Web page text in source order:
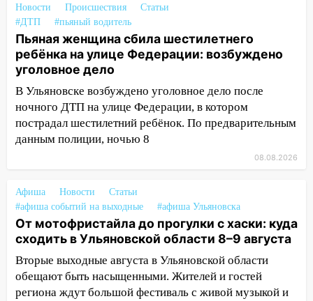
13:49
Стихия продолжает крушить
Ульяновск: дерево рухнуло на дом на
Орджоникидзе
13:47
На Нижней Террасе мощным
ветром вырвало дерево с корнем
13:46 Сильный ветер сорвал крышу с
СТО на проспекте Созидателей
Непогода продолжает бить по
сошёл с рельсов
13:22 Упавшие деревья перекрыли
дороги в Ульяновске: фото
13:17 Непогода в Ульяновске не
закончится сегодня: сильные ливни
сохранятся 9 августа
Новости Происшествия
Статьи
#ДТП
#пьяный водитель
Пьяная женщина сбила шестилетнего
ребёнка на улице Федерации: возбуждено
уголовное дело
В Ульяновске возбуждено уголовное дело после
ночного ДТП на улице Федерации, в котором
пострадал шестилетний ребёнок. По предварительным
данным полиции, ночью 8
08.08.2026
Афиша Новости
Статьи
#афиша событий на выходные
#афиша Ульяновска
От мотофристайла до прогулки с хаски: куда
сходить в Ульяновской области 8–9 августа
Вторые выходные августа в Ульяновской области
обещают быть насыщенными. Жителей и гостей
региона ждут большой фестиваль с живой музыкой и